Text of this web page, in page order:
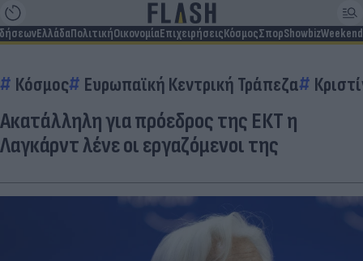
ΕλλάδαΠολιτικήΟικονομίαΕπιχειρήσειςΚόσμοςΣπορShowbizWeekend
Κόσμος Ευρωπαϊκή Κεντρική Τράπεζα
Ακατάλληλη για πρόεδρος της ΕΚΤ η
Λαγκάρντ λένε οι εργαζόμενοι της